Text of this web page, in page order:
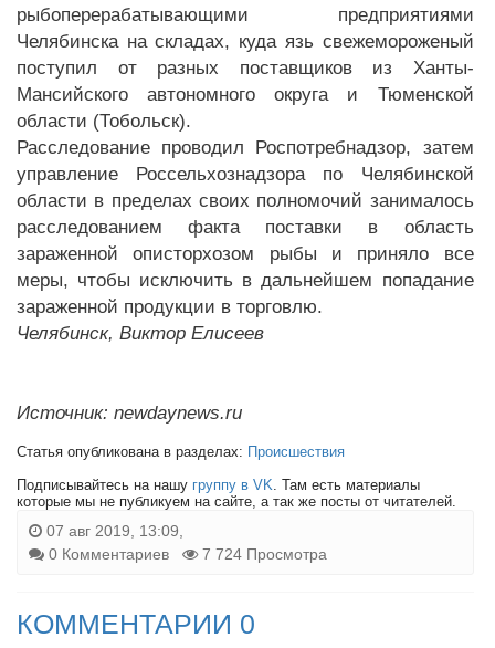
рыбоперерабатывающими предприятиями
Челябинска на складах, куда язь свежемороженый
поступил от разных поставщиков из Ханты-
Мансийского автономного округа и Тюменской
области (Тобольск).
Расследование проводил Роспотребнадзор, затем
управление Россельхознадзора по Челябинской
области в пределах своих полномочий занималось
расследованием факта поставки в область
зараженной описторхозом рыбы и приняло все
меры, чтобы исключить в дальнейшем попадание
зараженной продукции в торговлю.
Челябинск, Виктор Елисеев
Источник: newdaynews.ru
Статья опубликована в разделах: Происшествия
Подписывайтесь на нашу группу в VK. Там есть материалы
которые мы не публикуем на сайте, а так же посты от читателей.
07 авг 2019, 13:09,
0 Комментариев
7 724 Просмотра
КОММЕНТАРИИ 0